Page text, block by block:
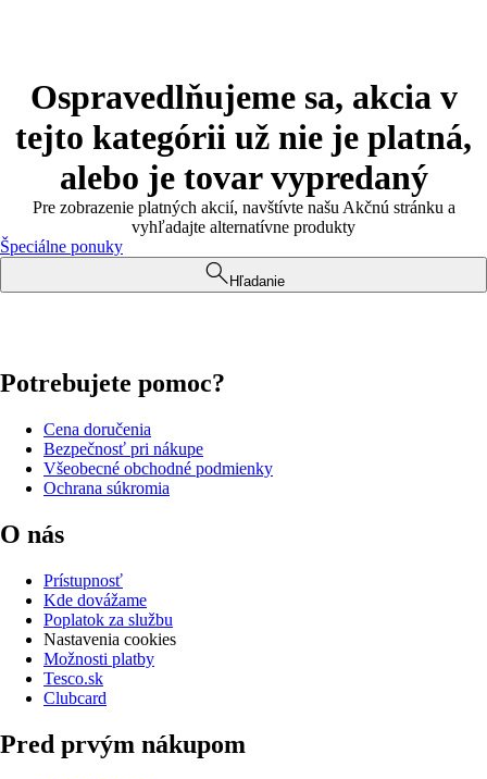
Ospravedlňujeme sa, akcia v
tejto kategórii už nie je platná,
alebo je tovar vypredaný
Pre zobrazenie platných akcií, navštívte našu Akčnú stránku a
vyhľadajte alternatívne produkty
Špeciálne ponuky
Hľadanie
Potrebujete pomoc?
Cena doručenia
Bezpečnosť pri nákupe
Všeobecné obchodné podmienky
Ochrana súkromia
O nás
Prístupnosť
Kde dovážame
Poplatok za službu
Nastavenia cookies
Možnosti platby
Tesco.sk
Clubcard
Pred prvým nákupom